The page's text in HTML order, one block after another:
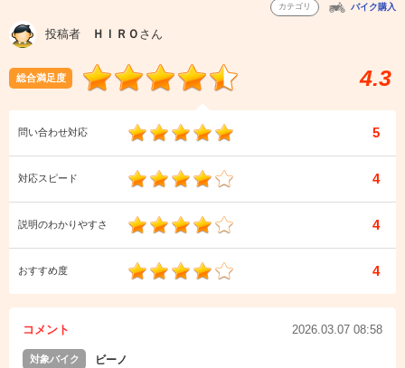
カテゴリ バイク購入
投稿者 ＨＩＲＯ さん
総合満足度 4.3
問い合わせ対応 5
対応スピード 4
説明のわかりやすさ 4
おすすめ度 4
コメント 2026.03.07 08:58
対象バイク ビーノ